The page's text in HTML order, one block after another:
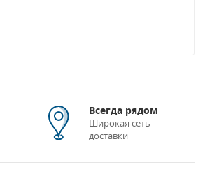
Всегда рядом
Широкая сеть
доставки